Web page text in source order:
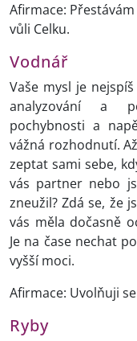
Afirmace:
vůli Celku.
Vodnář
Vaše mysl je
analyzování a
pochybnosti a
vážná rozhodnutí.
zeptat sami sebe,
vás partner nebo
zneužil? Zdá se, že
vás měla dočasně
Je na čase nechat
vyšší moci.
Afirmace: Uvolňuji
Ryby